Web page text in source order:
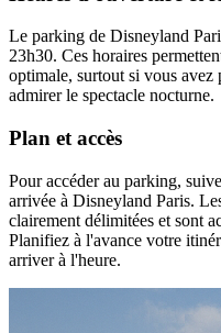
Le parking de Disneyland
23h30. Ces horaires
optimale, surtout si vous avez
admirer le spectacle nocturne.
Plan et accès
Pour accéder au parking,
arrivée à Disneyland Paris.
clairement délimitées et sont
Planifiez à l'avance votre
arriver à l'heure.